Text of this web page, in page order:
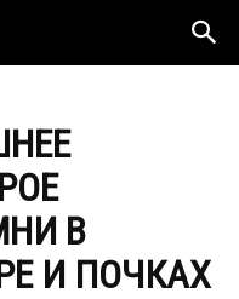
В
И ПОЧКАХ